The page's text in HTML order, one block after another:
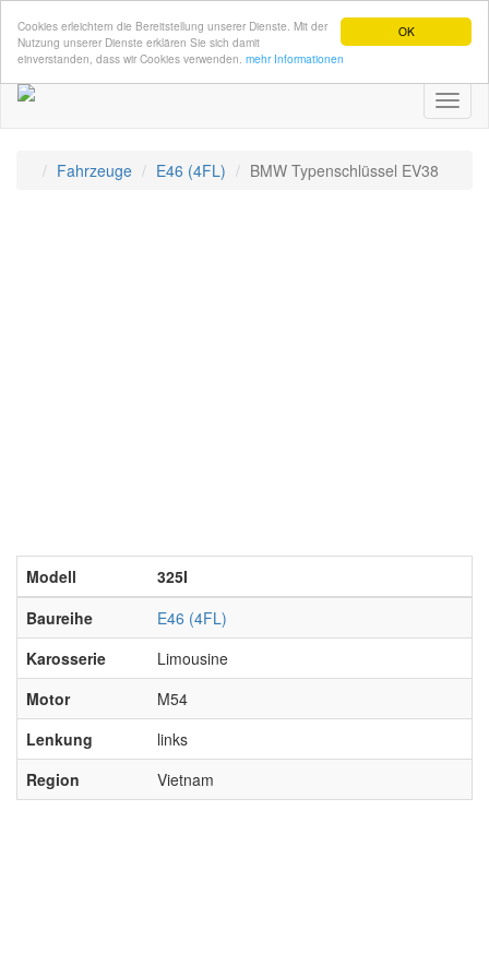
OK
Cookies erleichtern die Bereitstellung unserer Dienste. Mit der
Nutzung unserer Dienste erklären Sie sich damit
einverstanden, dass wir Cookies verwenden. mehr Informationen
Fahrzeuge E46 (4FL) BMW Typenschlüssel EV38
Modell
325I
Baureihe
E46 (4FL)
Karosserie
Limousine
Motor
M54
Lenkung
links
Region
Vietnam